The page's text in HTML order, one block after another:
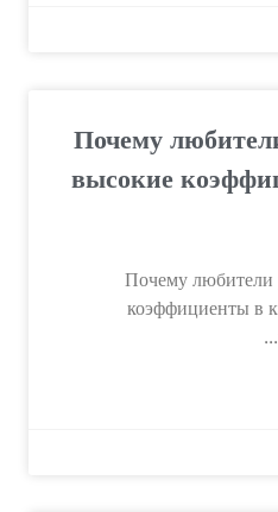
Почему
высокие
Почему любители
коэффициенты в